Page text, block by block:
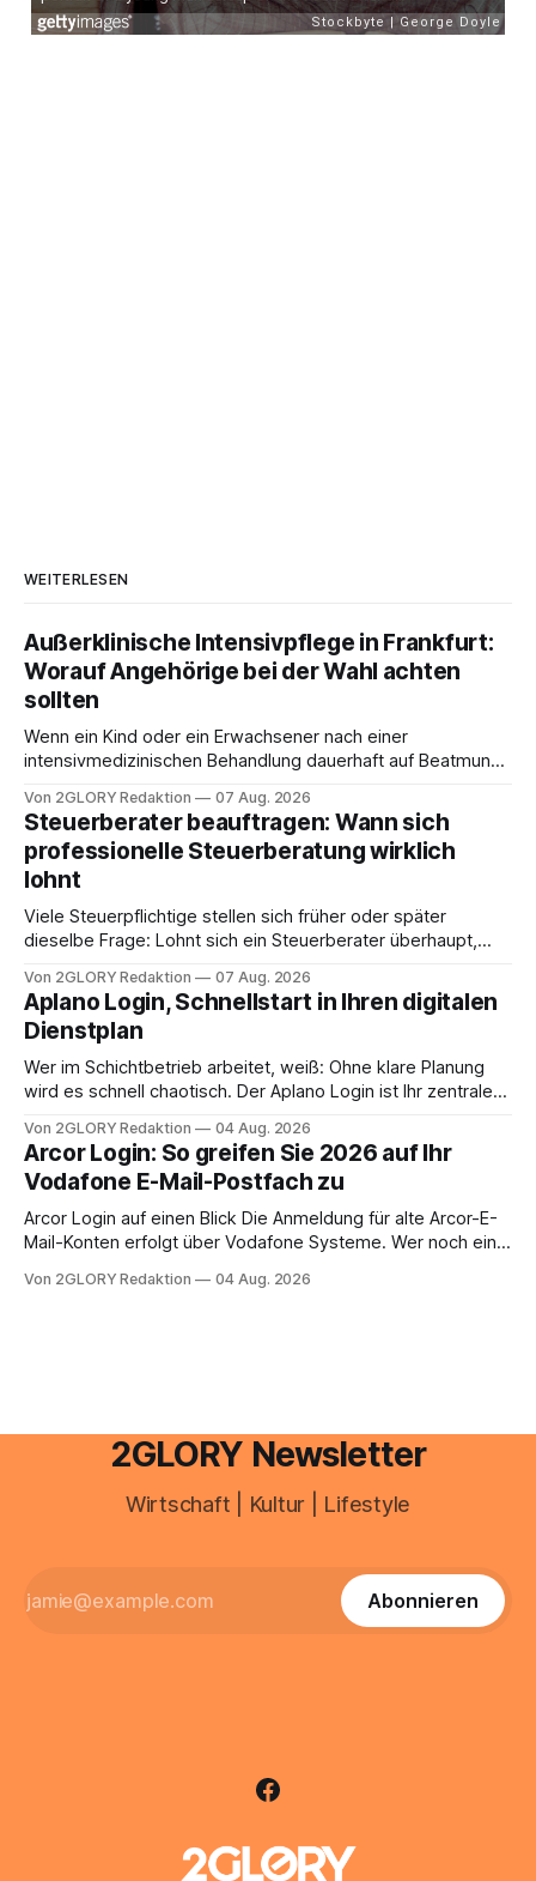
WEITERLESEN
Außerklinische Intensivpflege in Frankfurt:
Worauf Angehörige bei der Wahl achten
sollten
Wenn ein Kind oder ein Erwachsener nach einer
intensivmedizinischen Behandlung dauerhaft auf Beatmung
angewiesen ist, stellt sich für Familien eine schwierige
Frage: Muss die Versorgung dauerhaft in der Klinik bleiben –
oder ist ein Leben zu Hause möglich? Die außerklinische
Intensivpflege bietet genau diese Alternative: Sie
Von 2GLORY Redaktion 07 Aug. 2026
Steuerberater beauftragen: Wann sich
professionelle Steuerberatung wirklich
lohnt
Viele Steuerpflichtige stellen sich früher oder später
dieselbe Frage: Lohnt sich ein Steuerberater überhaupt,
erledigen? Die kurze Antwort: Bei einfachen
Einkommensverhältnissen reicht häufig eine Steuersoftware
aus – sobald jedoch mehrere Einkunftsarten
zusammentreffen oder größere finanzielle Veränderungen
anstehen, zahlt sich professionelle Unterstützung meist
Von 2GLORY Redaktion 07 Aug. 2026
Aplano Login, Schnellstart in Ihren digitalen
Dienstplan
Wer im Schichtbetrieb arbeitet, weiß: Ohne klare Planung
wird es schnell chaotisch. Der Aplano Login ist Ihr zentraler
abwesenheiten und die gesamte kommunikation rund um
Ihr personal digital zu organisieren. In diesem Leitfaden
erfahren Sie alles, was Sie für einen reibungslosen Einstieg
brauchen, von der Registrierung
Von 2GLORY Redaktion 04 Aug. 2026
Arcor Login: So greifen Sie 2026 auf Ihr
Vodafone E-Mail-Postfach zu
Arcor Login auf einen Blick Die Anmeldung für alte Arcor-E-
Mail-Konten erfolgt über Vodafone Systeme. Wer noch eine
besitzt, loggt sich heute über das Vodafone E-Mail & Cloud
Von 2GLORY Redaktion 04 Aug. 2026
2GLORY Newsletter
Wirtschaft | Kultur | Lifestyle
Abonnieren